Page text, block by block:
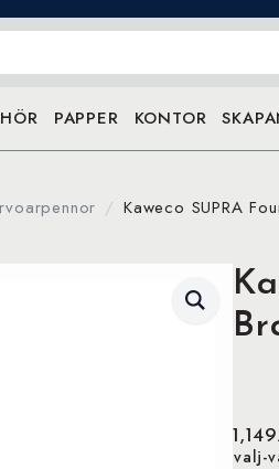
PAPPER KONTOR
Kaweco SUPRA
valj-